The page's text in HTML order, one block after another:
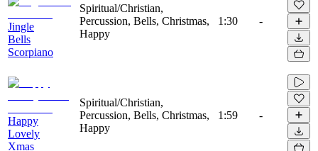
Jingle
Bells
Scorpiano
Spiritual/Christian,
Percussion, Bells, Christmas,
Happy
1:30 -
Happy
Lovely
Xmas
Spiritual/Christian,
Percussion, Bells, Christmas,
Happy
1:59 -